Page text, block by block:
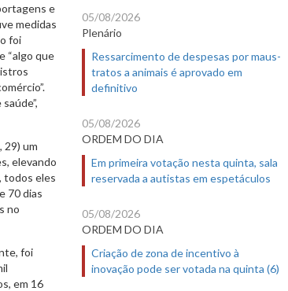
e
medidas
foi
“algo que
29) um
elevando
todos eles
70 dias
no
foi
em 16
05/08/2026
Plenário
Ressarcimento de despesas por maus-
tratos a animais é aprovado em
definitivo
05/08/2026
ORDEM DO DIA
Em primeira votação nesta quinta, sala
reservada a autistas em espetáculos
05/08/2026
ORDEM DO DIA
Criação de zona de incentivo à
inovação pode ser votada na quinta (6)